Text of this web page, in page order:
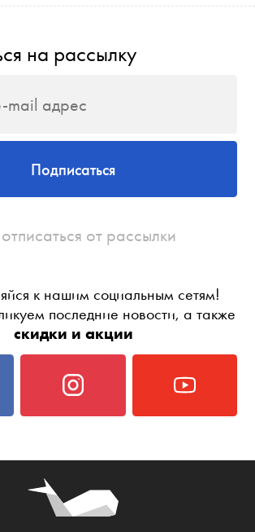
на рассылку
Подписаться
от рассылки
к нашим социальным сетям!
последние новости, а также
скидки и акции